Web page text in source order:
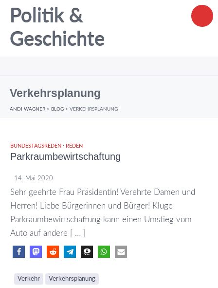
Politik &
Geschichte
Verkehrsplanung
ANDI WAGNER > BLOG > VERKEHRSPLANUNG
BUNDESTAGSREDEN · REDEN
Parkraumbewirtschaftung
14. Mai 2020
Sehr geehrte Frau Präsidentin! Verehrte Damen und
Herren! Liebe Bürgerinnen und Bürger! Kluge
Parkraumbewirtschaftung kann einen Umstieg vom
Auto auf andere [ … ]
Verkehr Verkehrsplanung